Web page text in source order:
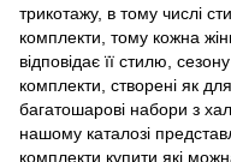
трикотажу, в тому числі
комплекти, тому кожна
відповідає її стилю,
комплекти, створені як
багатошарові набори з
нашому каталозі
комплекти купити які